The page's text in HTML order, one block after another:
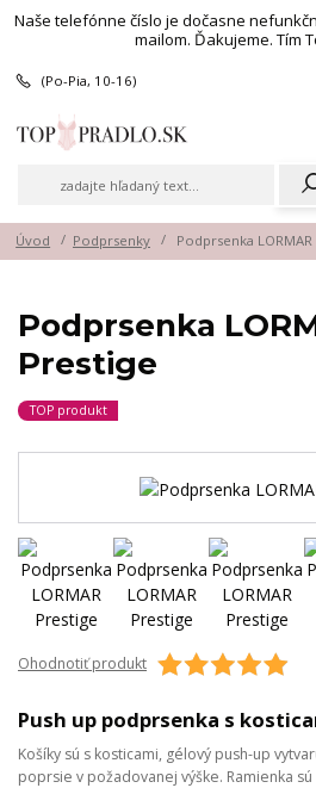
Naše telefónne číslo je dočasne
mailom. Ďakujeme. Tím
(Po-Pia, 10-16)
Úvod Podprsenky Podprsenka
Podprsenka
Prestige
TOP produkt
Ohodnotiť produkt
Push up podprsenka s
Košíky sú s kosticami, gélový push-up
poprsie v požadovanej výške. Ramienka